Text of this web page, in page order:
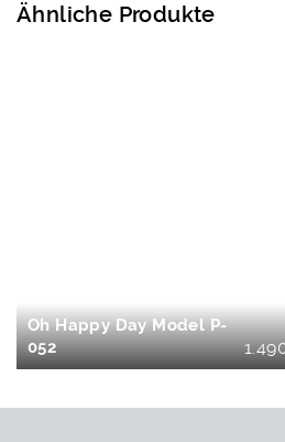
Ähnliche Produkte
Oh Happy Day Model P-
052